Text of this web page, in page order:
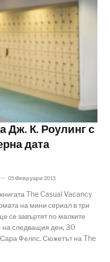
Дж. К. Роулинг с
дата
05 Февруари 2015
The Casual Vacancy
на мини сериал в три
се завъртят по малките
на следващия ден, 30
Фелпс. Сюжетът на The